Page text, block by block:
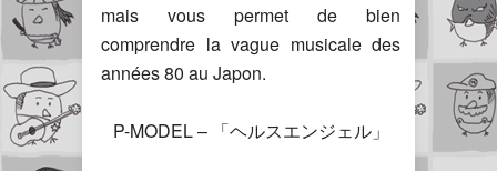
mais vous permet de bien
comprendre la vague musicale des
années 80 au Japon.
P-MODEL – 「ヘルスエンジェル」